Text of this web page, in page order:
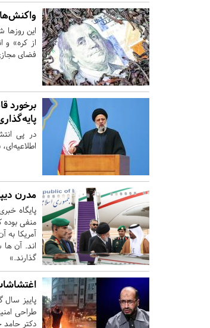
از کره» و
فضای
برخورد
در پی
مدرن
پایگاه
منفی
آمریکا
اند. آن ها
گذارند.»
اغتشاشات ۱۴۰۱ یک طراحی امنیتی بود نه یک
طراحی
دکتر حامد